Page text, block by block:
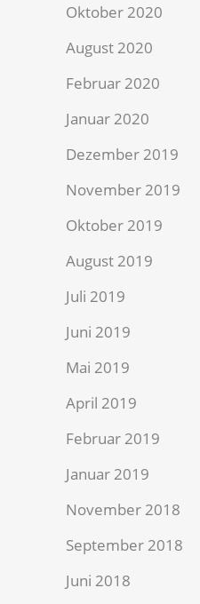
Oktober 2020
August 2020
Februar 2020
Januar 2020
Dezember 2019
November 2019
Oktober 2019
August 2019
Juli 2019
Juni 2019
Mai 2019
April 2019
Februar 2019
Januar 2019
November 2018
September 2018
Juni 2018